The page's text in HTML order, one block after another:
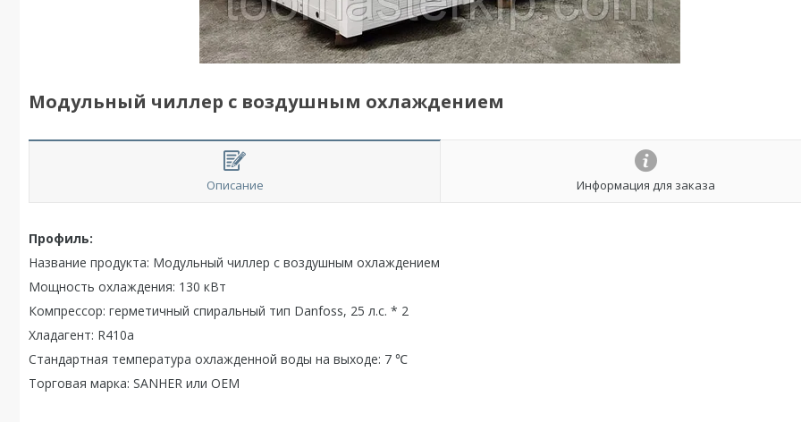
Модульный чиллер с воздушным охлаждением
Описание Информация для заказа
Профиль:
Название продукта: Модульный чиллер с воздушным охлаждением
Мощность охлаждения: 130 кВт
Компрессор: герметичный спиральный тип Danfoss, 25 л.с. * 2
Хладагент: R410a
Стандартная температура охлажденной воды на выходе: 7 ℃
Торговая марка: SANHER или OEM